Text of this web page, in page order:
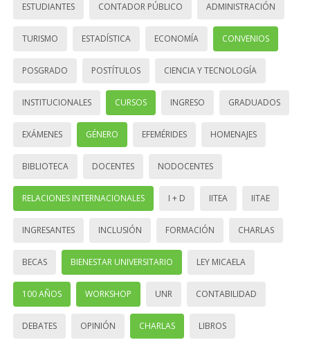
ESTUDIANTES CONTADOR PÚBLICO ADMINISTRACIÓN
TURISMO ESTADÍSTICA ECONOMÍA CONVENIOS
POSGRADO POSTÍTULOS CIENCIA Y TECNOLOGÍA
INSTITUCIONALES CURSOS INGRESO GRADUADOS
EXÁMENES GÉNERO EFEMÉRIDES HOMENAJES
BIBLIOTECA DOCENTES NODOCENTES
RELACIONES INTERNACIONALES I + D IITEA IITAE
INGRESANTES INCLUSIÓN FORMACIÓN CHARLAS
BECAS BIENESTAR UNIVERSITARIO LEY MICAELA
100 AÑOS WORKSHOP UNR CONTABILIDAD
DEBATES OPINIÓN CHARLAS LIBROS